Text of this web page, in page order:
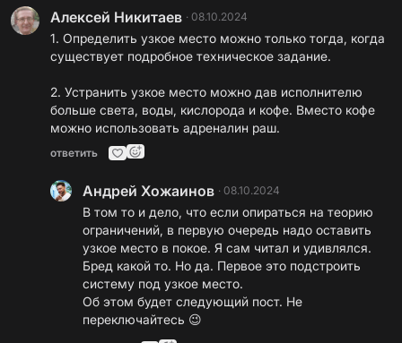
Алексей Никитаев · 08.10.2024
1. Определить узкое место можно только тогда, когда
существует подробное техническое задание.
2. Устранить узкое место можно дав исполнителю
больше света, воды, кислорода и кофе. Вместо кофе
можно использовать адреналин раш.
ответить
Андрей Хожаинов · 08.10.2024
В том то и дело, что если опираться на теорию
ограничений, в первую очередь надо оставить
узкое место в покое. Я сам читал и удивлялся.
Бред какой то. Но да. Первое это подстроить
систему под узкое место.
Об этом будет следующий пост. Не
переключайтесь 😉